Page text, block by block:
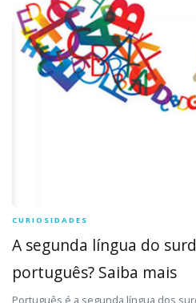
CURIOSIDADES
A segunda língua do
português? Saiba mais
Português é a segunda língua dos